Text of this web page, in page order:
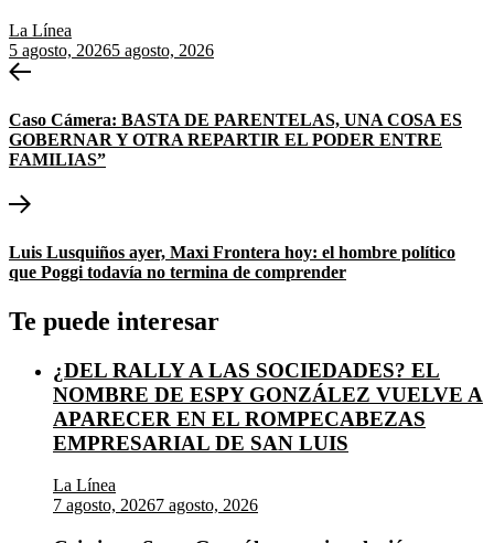
La Línea
5 agosto, 20265 agosto, 2026
Navegación
entradas
Entrada
Caso Cámera: BASTA DE PARENTELAS, UNA COSA ES
GOBERNAR Y OTRA REPARTIR EL PODER ENTRE
FAMILIAS”
Entrada
Luis Lusquiños ayer, Maxi Frontera hoy: el hombre político
que Poggi todavía no termina de comprender
Te puede interesar
¿DEL RALLY A LAS SOCIEDADES? EL
NOMBRE DE ESPY GONZÁLEZ VUELVE A
APARECER EN EL ROMPECABEZAS
EMPRESARIAL DE SAN LUIS
La Línea
7 agosto, 20267 agosto, 2026